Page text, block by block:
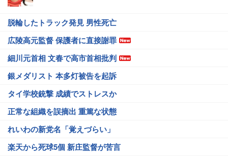
脱輪したトラック発見 男性死亡
広陵高元監督 保護者に直接謝罪
細川元首相 文春で高市首相批判
銀メダリスト 本多灯被告を起訴
タイ学校銃撃 成績でストレスか
正常な組織を誤摘出 重篤な状態
れいわの新党名「覚えづらい」
楽天から死球5個 新庄監督が苦言